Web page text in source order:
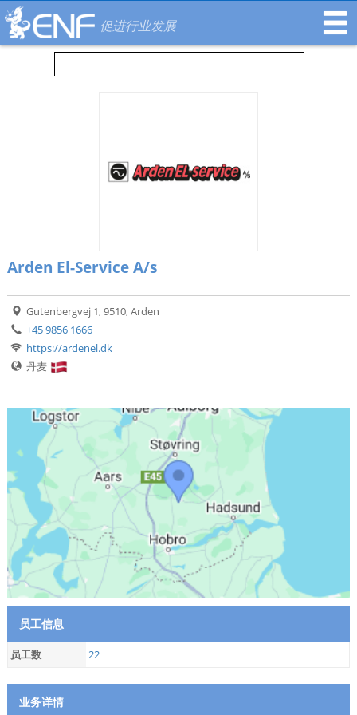
促进行业发展
Arden El-Service A/s
Gutenbergvej 1, 9510, Arden
+45 9856 1666
https://ardenel.dk
丹麦
员工信息
员工数 22
业务详情